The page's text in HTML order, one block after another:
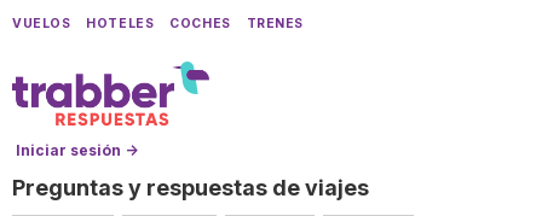
VUELOS HOTELES COCHES TRENES
Iniciar sesión →
Preguntas y respuestas de viajes